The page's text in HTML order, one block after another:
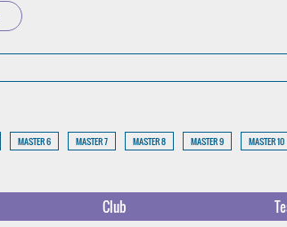
MASTER 6 MASTER 7 MASTER 8 MASTER 9 MASTER 10
Club